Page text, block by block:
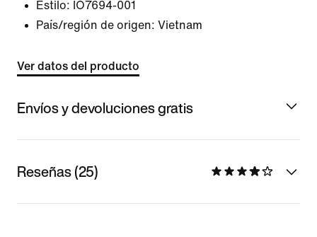
Estilo: IO7694-001
País/región de origen: Vietnam
Ver datos del producto
Envíos y devoluciones gratis
Reseñas (25)